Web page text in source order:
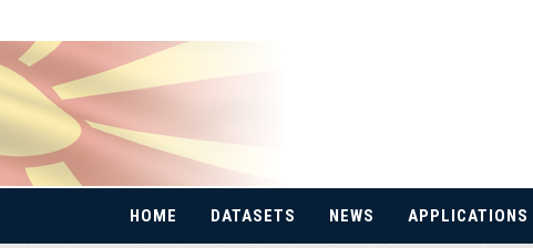
HOME DATASETS NEWS APPLICATIONS